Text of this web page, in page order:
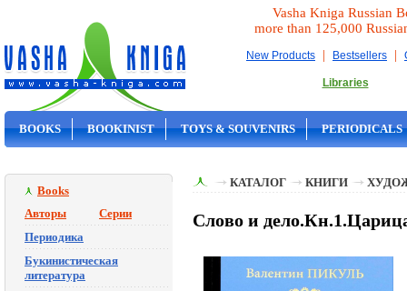
Vasha Kniga Russian
more than 125,000
New Products | Bestsellers |
Libraries
BOOKS BOOKINIST TOYS & SOUVENIRS PERIODICALS
Books
Авторы
Серии
Периодика
Букинистическая
литература
КАТАЛОГ КНИГИ
Слово и